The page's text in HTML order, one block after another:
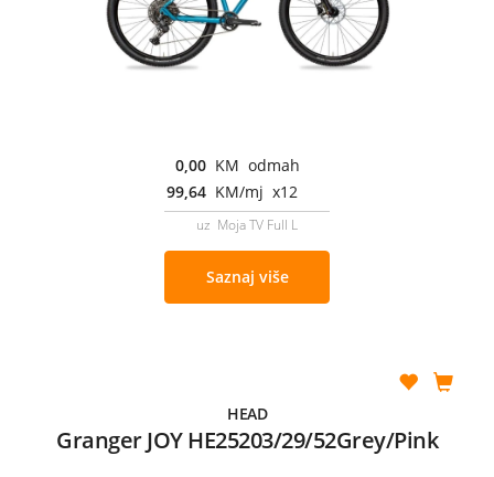
0,00 KM odmah
99,64 KM/mj x12
uz Moja TV Full L
Saznaj više
HEAD
Granger JOY HE25203/29/52Grey/Pink